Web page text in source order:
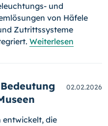
und
von Häfele
Zutrittssysteme
Weiterlesen
02.02.2026
entwickelt, die